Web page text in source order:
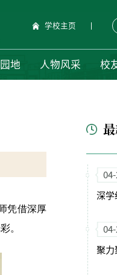
学校主页
地 人物风采 校
凭借深厚
。